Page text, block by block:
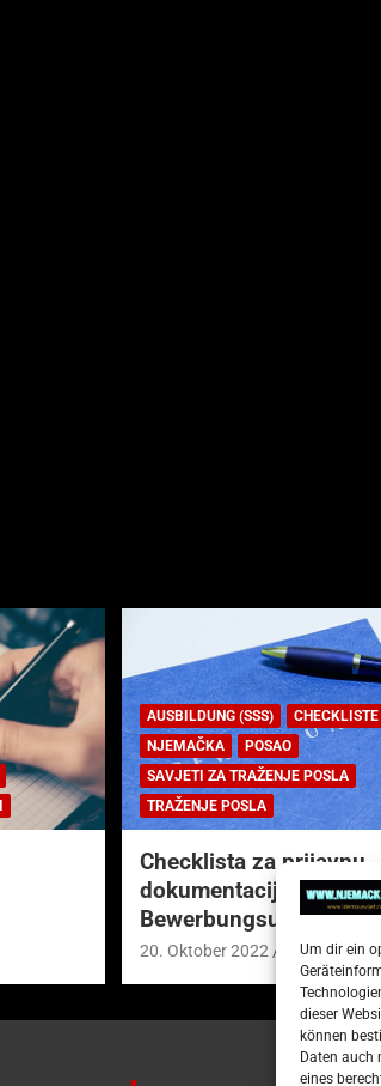
Um dir ein
dieser
können
Daten auch
eines
AUSBILDUNG (SSS)
CHECKLISTE
NJEMAČKA
POSAO
SAVJETI ZA TRAŽENJE POSLA
TRAŽENJE POSLA
Checklista za prijavnu
dokumentaciju (njem.
20. Oktober 2022 Redakcija